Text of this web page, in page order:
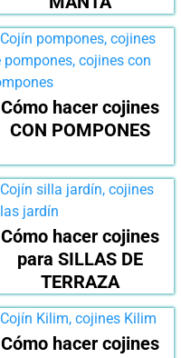
Cómo hacer cojines
CON POMPONES
Cómo hacer cojines
para SILLAS DE
TERRAZA
Cómo hacer cojines